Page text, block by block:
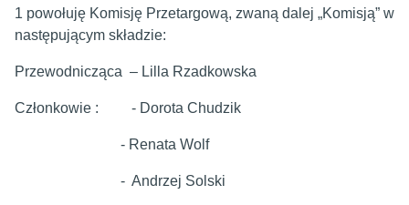
1 powołuję Komisję Przetargową, zwaną dalej „Komisją” w
następującym składzie:
Przewodnicząca – Lilla Rzadkowska
Członkowie : - Dorota Chudzik
- Renata Wolf
- Andrzej Solski